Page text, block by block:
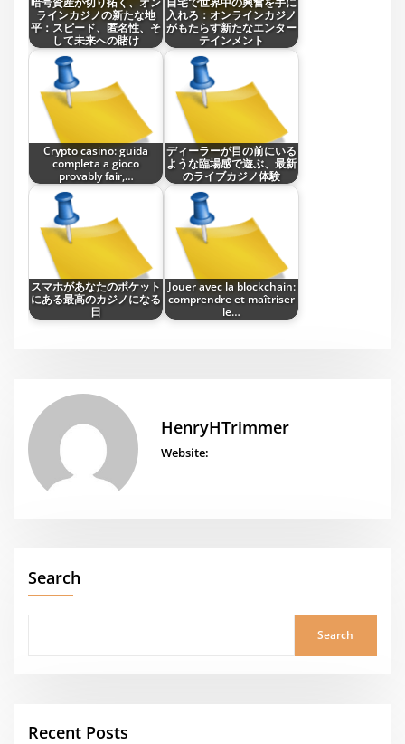
ラインカジノの新たな地
平：スピード、匿名性、そ
して未来への賭け
入れろ：オンラインカジノ
がもたらす新たなエンター
テインメント
Crypto casino: guida
completa a gioco
provably fair,…
ディーラーが目の前にいる
ような臨場感で遊ぶ、最新
のライブカジノ体験
スマホがあなたのポケット
にある最高のカジノになる
日
Jouer avec la blockchain:
comprendre et maîtriser
le…
HenryHTrimmer
Website:
Search
Search
Recent Posts